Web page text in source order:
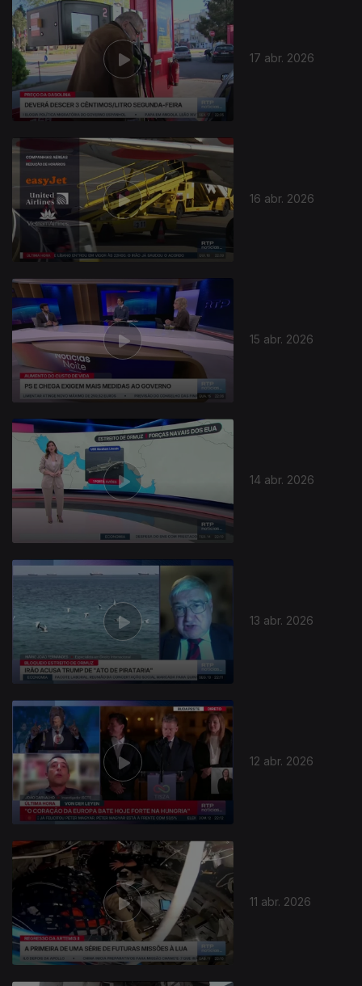
17 abr. 2026
16 abr. 2026
922949
15 abr. 2026
14 abr. 2026
13 abr. 2026
12 abr. 2026
11 abr. 2026